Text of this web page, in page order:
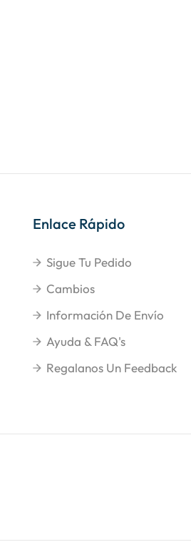
Enlace Rápido
Sigue Tu Pedido
Cambios
Información De Envío
Ayuda & FAQ's
Regalanos Un Feedback